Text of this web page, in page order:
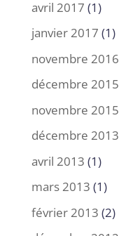
avril 2017 (1)
janvier 2017 (1)
novembre 2016
décembre 2015
novembre 2015
décembre 2013
avril 2013 (1)
mars 2013 (1)
février 2013 (2)